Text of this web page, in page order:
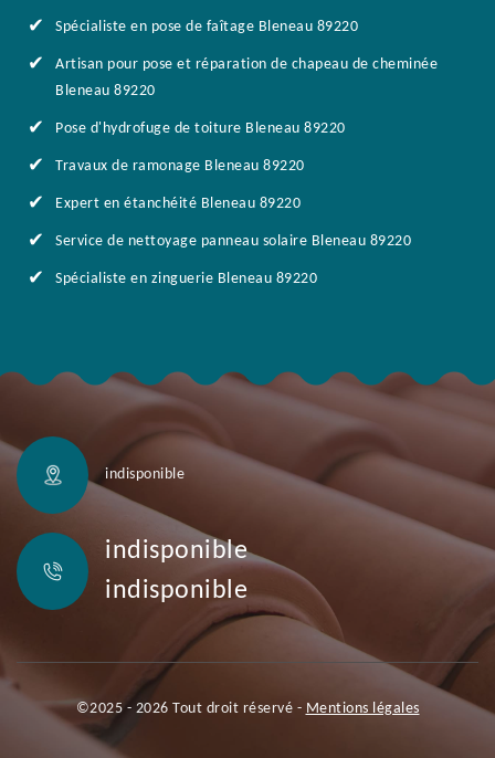
Spécialiste en pose de faîtage Bleneau 89220
Artisan pour pose et réparation de chapeau de cheminée
Bleneau 89220
Pose d'hydrofuge de toiture Bleneau 89220
Travaux de ramonage Bleneau 89220
Expert en étanchéité Bleneau 89220
Service de nettoyage panneau solaire Bleneau 89220
Spécialiste en zinguerie Bleneau 89220
indisponible
indisponible
indisponible
©2025 - 2026 Tout droit réservé - Mentions légales